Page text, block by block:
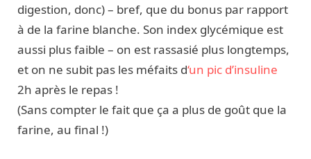
digestion, donc) – bref, que du bonus par rapport
à de la farine blanche. Son index glycémique est
aussi plus faible – on est rassasié plus longtemps,
et on ne subit pas les méfaits d‘un pic d’insuline
2h après le repas !
(Sans compter le fait que ça a plus de goût que la
farine, au final !)